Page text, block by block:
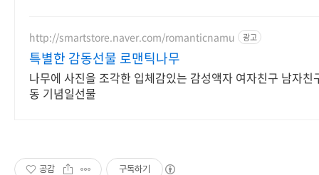
http://smartstore.naver.com/romanticnamu 광고
특별한 감동선물 로맨틱나무
나무에 사진을 조각한 입체감있는 감성액자 여자친구 남자친
동 기념일선물
공감 구독하기